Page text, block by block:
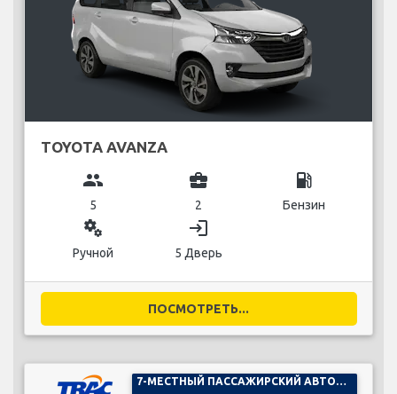
TOYOTA AVANZA
group
5
business_center
2
local_gas_station
Бензин
miscellaneous_services
Ручной
login
5 Дверь
ПОСМОТРЕТЬ...